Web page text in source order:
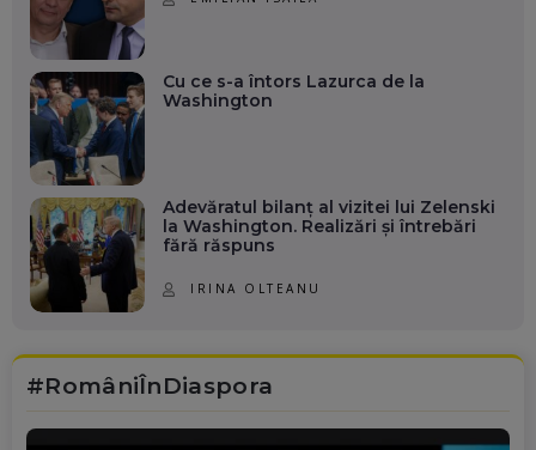
Cu ce s-a întors Lazurca de la
Washington
Adevăratul bilanț al vizitei lui Zelenski
la Washington. Realizări și întrebări
fără răspuns
IRINA OLTEANU
#RomâniÎnDiaspora